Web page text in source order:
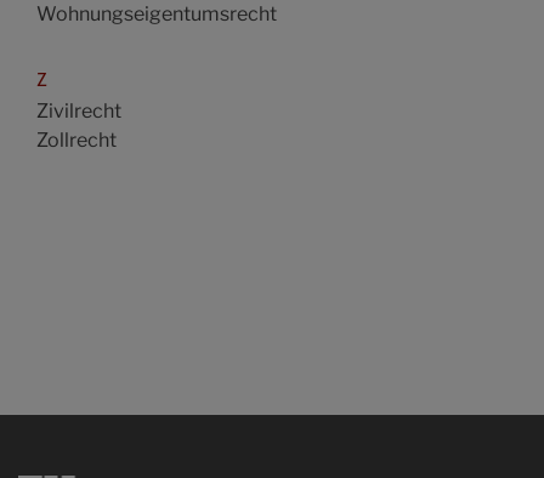
Wohnungseigentumsrecht
Z
Zivilrecht
Zollrecht